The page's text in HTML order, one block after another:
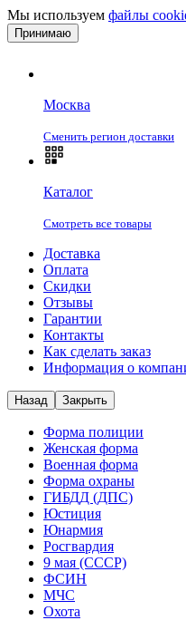
Мы используем файлы
Принимаю
Москва
Сменить регион доставки
Каталог
Смотреть все товары
Доставка
Оплата
Скидки
Отзывы
Гарантии
Контакты
Как сделать заказ
Информация о
Назад Закрыть
Форма полиции
Женская форма
Военная форма
Форма охраны
ГИБДД (ДПС)
Юстиция
Юнармия
Росгвардия
9 мая (СССР)
ФСИН
МЧС
Охота